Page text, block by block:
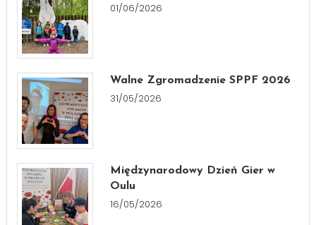
01/06/2026
Walne Zgromadzenie SPPF 2026
31/05/2026
Międzynarodowy Dzień Gier w
Oulu
16/05/2026